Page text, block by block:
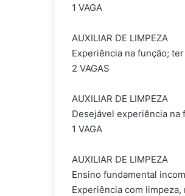
1 VAGA
AUXILIAR DE LIMPEZA
Experiência na função;
2 VAGAS
AUXILIAR DE LIMPEZA
Desejável experiência na
1 VAGA
AUXILIAR DE LIMPEZA
Ensino fundamental
Experiência com